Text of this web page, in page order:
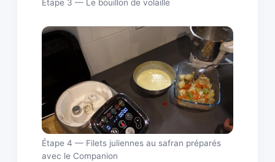
Étape 3 — Le bouillon de volaille
Étape 4 — Filets juliennes au safran préparés
avec le Companion